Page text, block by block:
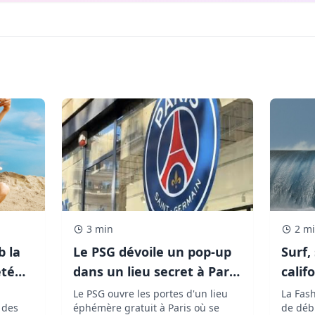
la
3 min
Le PSG dévoile un pop-up
dans un lieu secret à Paris
et les fans de The Weeknd
vont adorer !
Le PSG ouvre les portes d'un lieu
éphémère gratuit à Paris où se
2
Surf,
avec
La
de